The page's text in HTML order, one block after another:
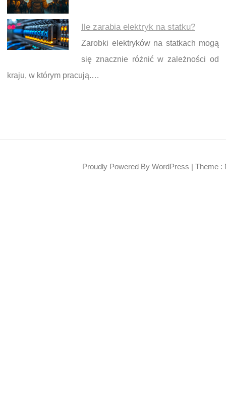
Ile zarabia elektryk na statku?
Zarobki elektryków na statkach mogą
się znacznie różnić w zależności od
kraju, w którym pracują.…
Proudly Powered By WordPress | Theme :